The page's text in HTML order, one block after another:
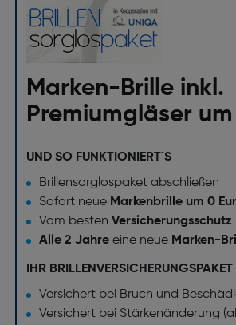
Marken-Brille inkl.
Premiumgläser
UND SO FUNKTIONIERT`S
Brillensorglospaket abschließen
Sofort neue Markenbrille um 0
Vom besten Versicherungsschutz
Alle 2 Jahreeine neue Marken-
IHR
Versichert bei Bruch und
Versichert bei Stärkenänderung